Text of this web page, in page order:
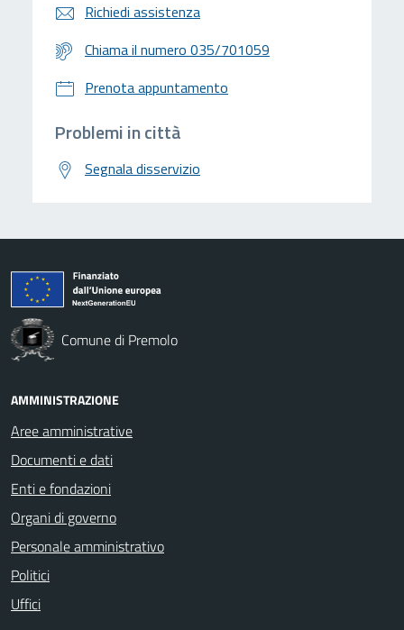
Richiedi assistenza
Chiama il numero 035/701059
Prenota appuntamento
Problemi in città
Segnala disservizio
Comune di Premolo
AMMINISTRAZIONE
Aree amministrative
Documenti e dati
Enti e fondazioni
Organi di governo
Personale amministrativo
Politici
Uffici